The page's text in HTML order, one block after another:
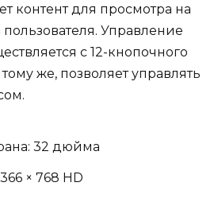
контент для просмотра на
Управление
с 12-кнопочного
же, позволяет управлять
32 дюйма
× 768 HD